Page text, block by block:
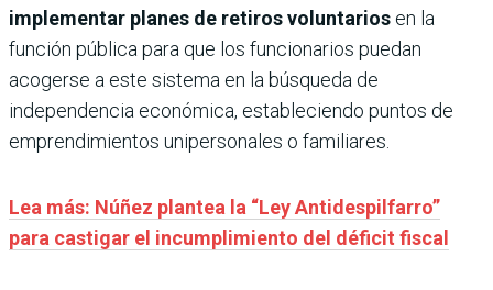
implementar planes de retiros voluntarios en la
función pública para que los funcionarios puedan
acogerse a este sistema en la búsqueda de
independencia económica, estableciendo puntos de
emprendimientos unipersonales o familiares.
Lea más: Núñez plantea la “Ley Antidespilfarro”
para castigar el incumplimiento del déficit fiscal